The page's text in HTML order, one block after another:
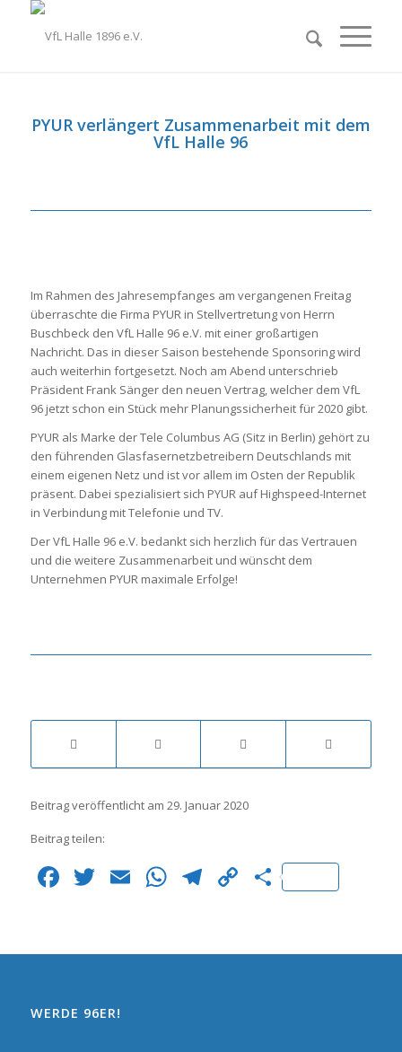
PYUR verlängert Zusammenarbeit mit dem
VfL Halle 96
Im Rahmen des Jahresempfanges am vergangenen Freitag
überraschte die Firma PYUR in Stellvertretung von Herrn
Buschbeck den VfL Halle 96 e.V. mit einer großartigen
Nachricht. Das in dieser Saison bestehende Sponsoring wird
auch weiterhin fortgesetzt. Noch am Abend unterschrieb
Präsident Frank Sänger den neuen Vertrag, welcher dem VfL
96 jetzt schon ein Stück mehr Planungssicherheit für 2020 gibt.
PYUR als Marke der Tele Columbus AG (Sitz in Berlin) gehört zu
den führenden Glasfasernetzbetreibern Deutschlands mit
einem eigenen Netz und ist vor allem im Osten der Republik
präsent. Dabei spezialisiert sich PYUR auf Highspeed-Internet
in Verbindung mit Telefonie und TV.
Der VfL Halle 96 e.V. bedankt sich herzlich für das Vertrauen
und die weitere Zusammenarbeit und wünscht dem
Unternehmen PYUR maximale Erfolge!
Beitrag veröffentlicht am 29. Januar 2020
Beitrag teilen:
Facebook
Twitter
EmailWhatsApp
Telegram
Copy
Teilen
WERDE 96ER!